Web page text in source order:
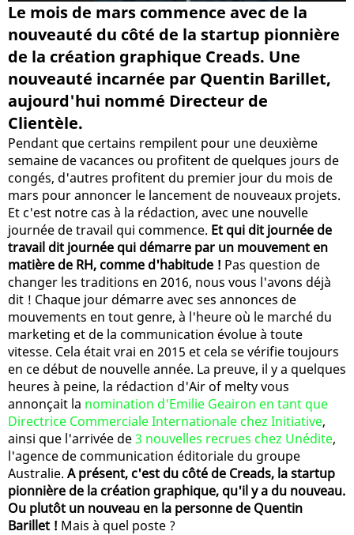
Le mois de mars commence avec de la
nouveauté du côté de la startup pionnière
de la création graphique Creads. Une
nouveauté incarnée par Quentin Barillet,
aujourd'hui nommé Directeur de
Clientèle.
Pendant que certains rempilent pour une deuxième
semaine de vacances ou profitent de quelques jours de
congés, d'autres profitent du premier jour du mois de
mars pour annoncer le lancement de nouveaux projets.
Et c'est notre cas à la rédaction, avec une nouvelle
journée de travail qui commence. Et qui dit journée de
travail dit journée qui démarre par un mouvement en
matière de RH, comme d'habitude ! Pas question de
changer les traditions en 2016, nous vous l'avons déjà
dit ! Chaque jour démarre avec ses annonces de
mouvements en tout genre, à l'heure où le marché du
marketing et de la communication évolue à toute
vitesse. Cela était vrai en 2015 et cela se vérifie toujours
en ce début de nouvelle année. La preuve, il y a quelques
heures à peine, la rédaction d'Air of melty vous
annonçait la nomination d'Emilie Geairon en tant que
Directrice Commerciale Internationale chez Initiative,
ainsi que l'arrivée de3 nouvelles recrues chez Unédite,
l'agence de communication éditoriale du groupe
Australie. A présent, c'est du côté de Creads, la startup
pionnière de la création graphique, qu'il y a du nouveau.
Ou plutôt un nouveau en la personne de Quentin
Barillet ! Mais à quel poste ?